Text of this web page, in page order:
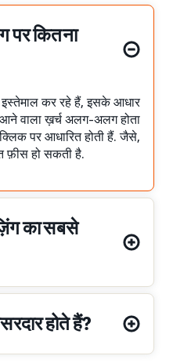
पर कितना
इस्तेमाल कर रहे हैं, इसके आधार
वाला ख़र्च अलग-अलग होता
पर आधारित होती हैं. जैसे,
फ़ीस हो सकती है.
का सबसे
होते हैं?